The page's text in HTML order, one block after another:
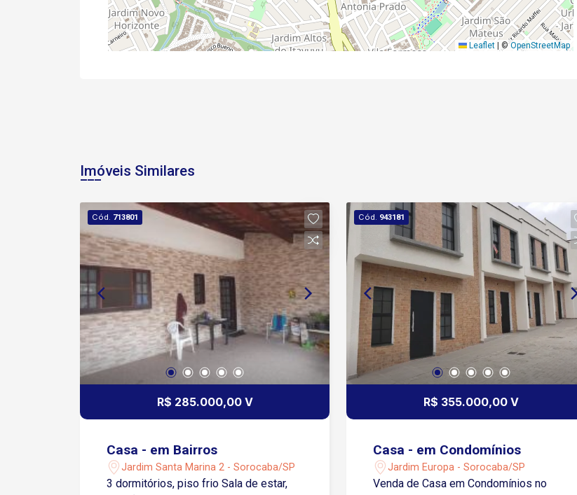
Leaflet ©OpenStreetMap
Imóveis Similares
Cód. 713801
R$ 285.000,00 V
Casa - em Bairros
Jardim Santa Marina 2 - Sorocaba/SP
3 dormitórios, piso frio Sala de estar,
Cód. 943181
R$ 355.000,00 V
Casa - em Condomínios
Jardim Europa - Sorocaba/SP
Venda de Casa em Condomínios no